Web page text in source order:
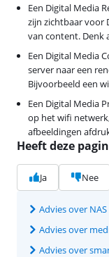
Een Digital Media
zijn zichtbaar voor
van content. Denk
Een Digital Media
server naar een
Bijvoorbeeld een
Een Digital Media
op het wifi
afbeeldingen
Heeft deze
Ja Nee
Advies over NAS
Advies over
Advies over